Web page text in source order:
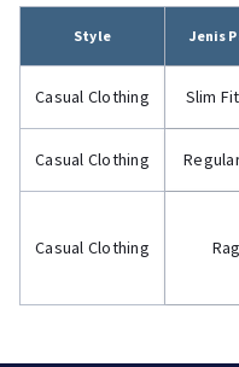
Style Jenis
Casual Clothing Slim
Casual Clothing
Casual Clothing